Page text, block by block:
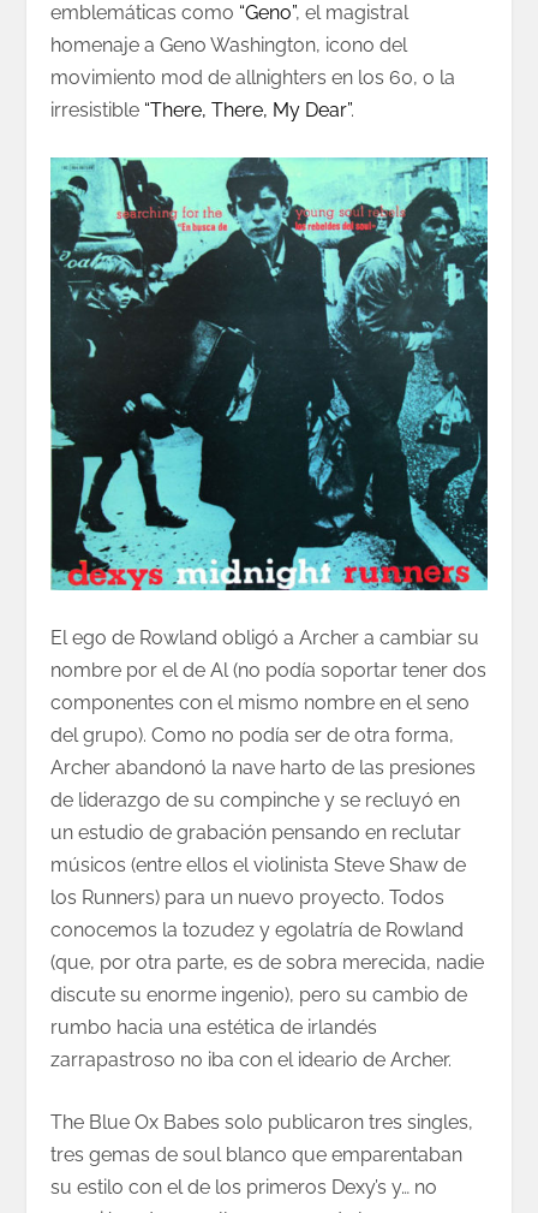
emblemáticas como “Geno”, el magistral
homenaje a Geno Washington, icono del
movimiento mod de allnighters en los 60, o la
irresistible “There, There, My Dear”.
El ego de Rowland obligó a Archer a cambiar su
nombre por el de Al (no podía soportar tener dos
componentes con el mismo nombre en el seno
del grupo). Como no podía ser de otra forma,
Archer abandonó la nave harto de las presiones
de liderazgo de su compinche y se recluyó en
un estudio de grabación pensando en reclutar
músicos (entre ellos el violinista Steve Shaw de
los Runners) para un nuevo proyecto. Todos
conocemos la tozudez y egolatría de Rowland
(que, por otra parte, es de sobra merecida, nadie
discute su enorme ingenio), pero su cambio de
rumbo hacia una estética de irlandés
zarrapastroso no iba con el ideario de Archer.
The Blue Ox Babes solo publicaron tres singles,
tres gemas de soul blanco que emparentaban
su estilo con el de los primeros Dexy’s y… no